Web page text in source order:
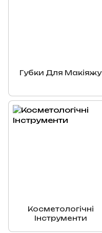
Губки Для Макіяжу
Косметологічні
Інструменти